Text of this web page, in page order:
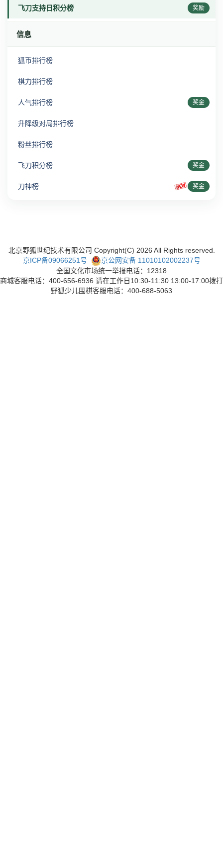
飞刀支持日积分榜 奖励
信息
狐币排行榜
棋力排行榜
人气排行榜 奖金
升降级对局排行榜
粉丝排行榜
飞刀积分榜 奖金
刀神榜 奖金
北京野狐世纪技术有限公司 Copyright(C) 2026 All Rights reserved.
京ICP备09066251号
京公网安备 11010102002237号
全国文化市场统一举报电话：12318
商城客服电话：400-656-6936 请在工作日10:30-11:30 13:00-17:00拨打
野狐少儿围棋客服电话：400-688-5063